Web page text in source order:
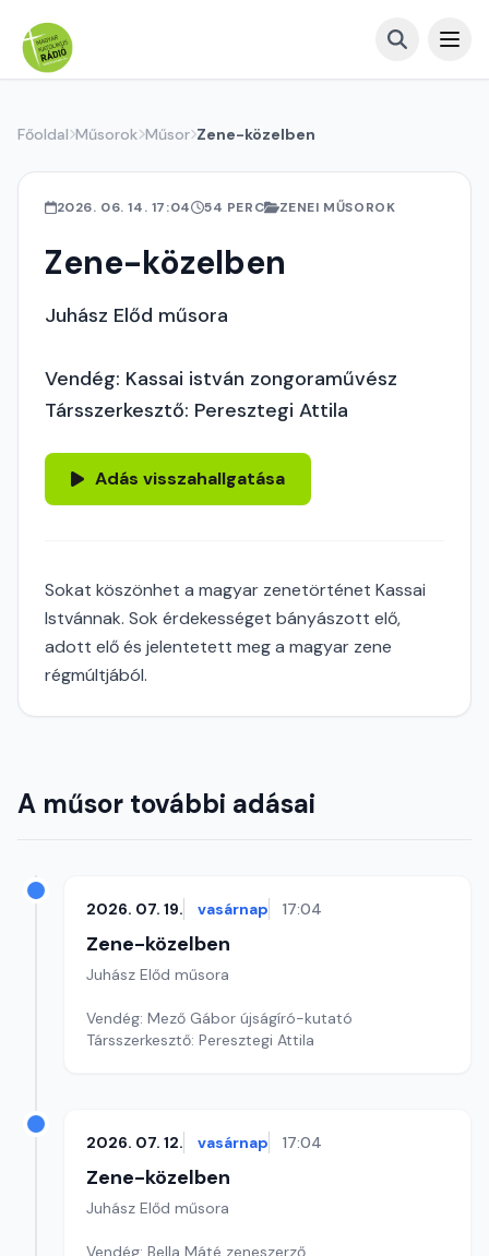
Főoldal Műsorok Műsor Zene-közelben
2026. 06. 14. 17:04 54 PERC ZENEI MŰSOROK
Zene-közelben
Juhász Előd műsora
Vendég: Kassai istván zongoraművész
Társszerkesztő: Peresztegi Attila
Adás visszahallgatása
Sokat köszönhet a magyar zenetörténet Kassai
Istvánnak. Sok érdekességet bányászott elő,
adott elő és jelentetett meg a magyar zene
régmúltjából.
A műsor további adásai
2026. 07. 19. vasárnap 17:04
Zene-közelben
Juhász Előd műsora
Vendég: Mező Gábor újságíró-kutató
Társszerkesztő: Peresztegi Attila
2026. 07. 12. vasárnap 17:04
Zene-közelben
Juhász Előd műsora
Vendég: Bella Máté zeneszerző